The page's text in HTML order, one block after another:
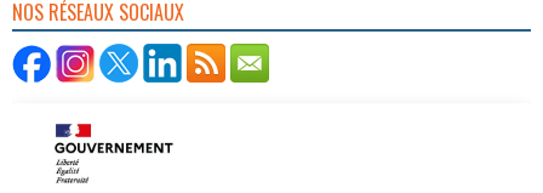
NOS RÉSEAUX SOCIAUX